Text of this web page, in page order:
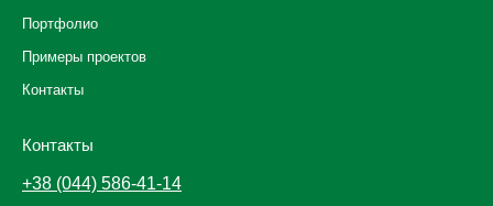
Портфолио
Примеры проектов
Контакты
Контакты
+38 (044) 586-41-14